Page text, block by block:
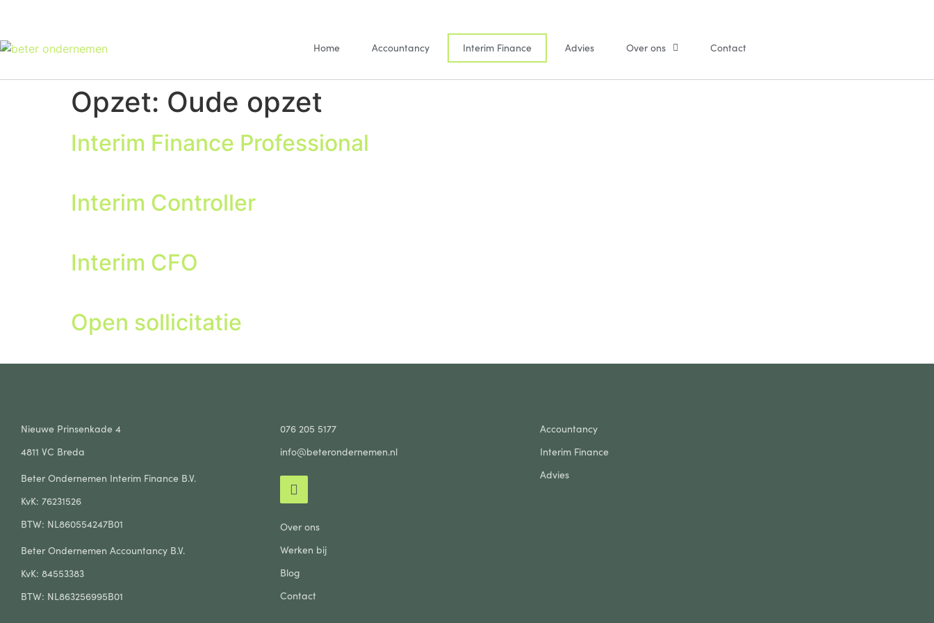
Home Accountancy Interim Finance Advies Over ons Contact
Opzet: Oude opzet
Interim Finance Professional
Interim Controller
Interim CFO
Open sollicitatie
Nieuwe Prinsenkade 4
4811 VC Breda
Beter Ondernemen Interim Finance B.V.
KvK: 76231526
BTW: NL860554247B01
Beter Ondernemen Accountancy B.V.
KvK: 84553383
BTW: NL863256995B01
076 205 5177
info@beterondernemen.nl
Over ons
Werken bij
Blog
Contact
Accountancy
Interim Finance
Advies